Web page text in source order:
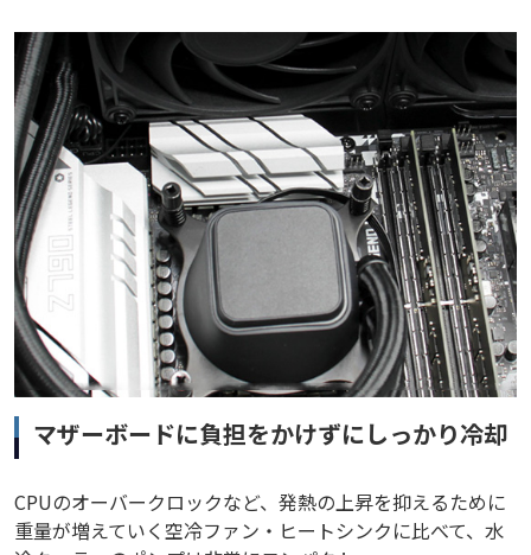
マザーボードに負担をかけずにしっかり冷却
CPUのオーバークロックなど、発熱の上昇を抑えるために
重量が増えていく空冷ファン・ヒートシンクに比べて、水